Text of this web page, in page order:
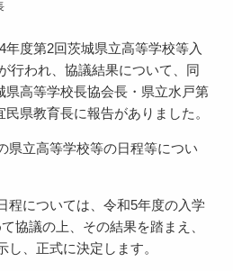
年度第2回茨城県立高等学校等入
行われ、協議結果について、同
県高等学校長協会長・県立水戸第
県教育長に報告がありました。
県立高等学校等の日程等につい
程については、令和5年度の入学
協議の上、その結果を踏まえ、
、正式に決定します。